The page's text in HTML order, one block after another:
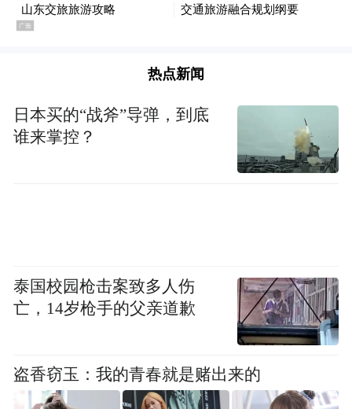
北部“黄河入海”廊道，贯通山东菏泽、东营
黄河文化，打造伴行黄河两岸、领略黄河壮
中部“长城寻迹”廊道，连接山东济南、日照
等沿齐长城7市，全长1200公里，突出文化体
热点新闻
日本买的“战斧”导弹，到底
谁来掌控？
泰国校园枪击案致多人伤
亡，14岁枪手的父亲道歉
盗香窃玉：我的青春就是赌出来的